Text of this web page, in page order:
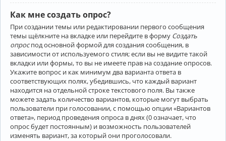
Как мне создать опрос?
При создании темы или редактировании первого сообщения
темы щёлкните на вкладке или перейдите в форму Создать
опроспод основной формой для создания сообщения, в
зависимости от используемого стиля; если вы не видите такой
вкладки или формы, то вы не имеете прав на создание опросов.
Укажите вопрос и как минимум два варианта ответа в
соответствующих полях, убедившись, что каждый вариант
находится на отдельной строке текстового поля. Вы также
можете задать количество вариантов, которые могут выбрать
пользователи при голосовании, с помощью опции «Вариантов
ответа», период проведения опроса в днях (0 означает, что
опрос будет постоянным) и возможность пользователей
изменять вариант, за который они проголосовали.